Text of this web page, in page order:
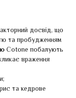
досвід, що
та пробудженням
Cotone побалують
враження
та кедрове